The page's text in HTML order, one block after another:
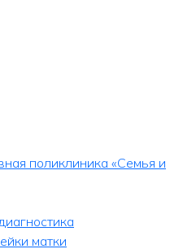
поликлиника «Семья и
матки